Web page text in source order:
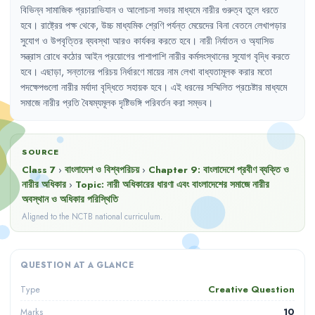
বিভিন্ন সামাজিক প্রচারাভিযান ও আলোচনা সভার মাধ্যমে নারীর গুরুত্ব তুলে ধরতে
হবে । রাষ্ট্রের পক্ষ থেকে, উচ্চ মাধ্যমিক শ্রেণি পর্যন্ত মেয়েদের বিনা বেতনে লেখাপড়ার
সুযোগ ও উপবৃত্তির ব্যবস্থা আরও কার্যকর করতে হবে । নারী নির্যাতন ও অ্যাসিড
সন্ত্রাস রোধে কঠোর আইন প্রয়োগের পাশাপাশি নারীর কর্মসংস্থানের সুযোগ বৃদ্ধি করতে
হবে । এছাড়া, সন্তানের পরিচয় নির্ধারণে মায়ের নাম লেখা বাধ্যতামূলক করার মতো
পদক্ষেপগুলো নারীর মর্যাদা বৃদ্ধিতে সহায়ক হবে । এই ধরনের সম্মিলিত প্রচেষ্টার মাধ্যমে
সমাজে নারীর প্রতি বৈষম্যমূলক দৃষ্টিভঙ্গি পরিবর্তন করা সম্ভব ।
SOURCE
Class 7 › বাংলাদেশ ও বিশ্বপরিচয় › Chapter 9: বাংলাদেশে প্রবীণ ব্যক্তি ও
নারীর অধিকার › Topic: নারী অধিকারের ধারণা এবং বাংলাদেশের সমাজে নারীর
অবস্থান ও অধিকার পরিস্থিতি
Aligned to the NCTB national curriculum.
QUESTION AT A GLANCE
Type Creative Question
Marks 10